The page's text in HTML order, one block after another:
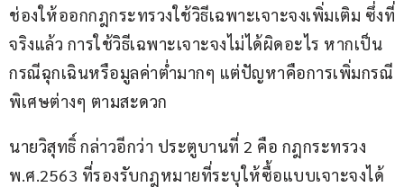
ช่องให้ออกกฎกระทรวงใช้วิธีเฉพาะเจาะจงเพิ่มเติม ซึ่งที่
จริงแล้ว การใช้วิธีเฉพาะเจาะจงไม่ได้ผิดอะไร หากเป็น
กรณีฉุกเฉินหรือมูลค่าต่ำมากๆ แต่ปัญหาคือการเพิ่มกรณี
พิเศษต่างๆ ตามสะดวก
นายวิสุทธิ์ กล่าวอีกว่า ประตูบานที่ 2 คือ กฎกระทรวง
พ.ศ.2563 ที่รองรับกฎหมายที่ระบุให้ซื้อแบบเจาะจงได้